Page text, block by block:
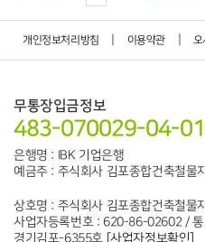
개인정보처리방침 이용약관 오
상호명 : 주식회사 김포종합건축철물
사업자등록번호 : 620-86-02602 /
경기김포-6355호 [사업자정보확인]
무통장입금정보
483-070029-04-
은행명 : IBK 기업은행
예금주 : 주식회사 김포종합건축철물